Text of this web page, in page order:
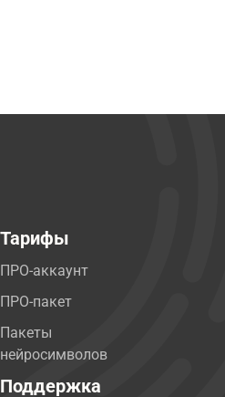
Тарифы
ПРО-аккаунт
ПРО-пакет
Пакеты
нейросимволов
Поддержка